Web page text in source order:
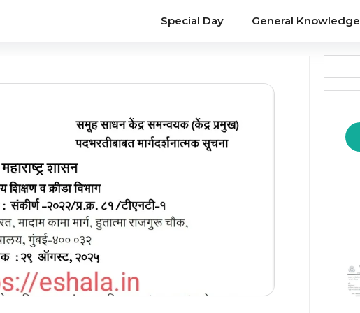
Special Day General Knowledge